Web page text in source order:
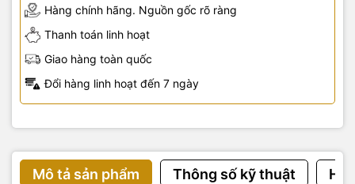
Hàng chính hãng. Nguồn gốc rõ ràng
Thanh toán linh hoạt
Giao hàng toàn quốc
Đổi hàng linh hoạt đến 7 ngày
Mô tả sản phẩm Thông số kỹ thuật